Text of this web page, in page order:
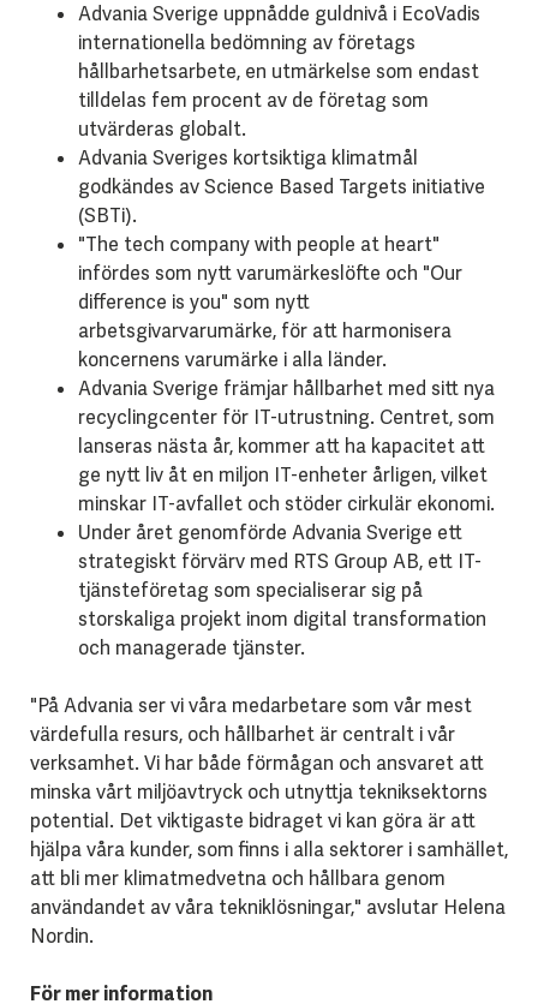
Advania Sverige uppnådde guldnivå i EcoVadis
internationella bedömning av företags
hållbarhetsarbete, en utmärkelse som endast
tilldelas fem procent av de företag som
utvärderas globalt.
Advania Sveriges kortsiktiga klimatmål
godkändes av Science Based Targets initiative
(SBTi).
"The tech company with people at heart"
infördes som nytt varumärkeslöfte och "Our
difference is you" som nytt
arbetsgivarvarumärke, för att harmonisera
koncernens varumärke i alla länder.
Advania Sverige främjar hållbarhet med sitt nya
recyclingcenter för IT-utrustning. Centret, som
lanseras nästa år, kommer att ha kapacitet att
ge nytt liv åt en miljon IT-enheter årligen, vilket
minskar IT-avfallet och stöder cirkulär ekonomi.
Under året genomförde Advania Sverige ett
strategiskt förvärv med RTS Group AB, ett IT-
tjänsteföretag som specialiserar sig på
storskaliga projekt inom digital transformation
och managerade tjänster.
"På Advania ser vi våra medarbetare som vår mest
värdefulla resurs, och hållbarhet är centralt i vår
verksamhet. Vi har både förmågan och ansvaret att
minska vårt miljöavtryck och utnyttja tekniksektorns
potential. Det viktigaste bidraget vi kan göra är att
hjälpa våra kunder, som finns i alla sektorer i samhället,
att bli mer klimatmedvetna och hållbara genom
användandet av våra tekniklösningar," avslutar Helena
Nordin.
För mer information